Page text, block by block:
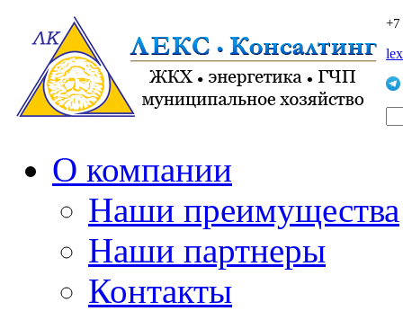
О компании
Наши преимущества
Наши партнеры
Контакты